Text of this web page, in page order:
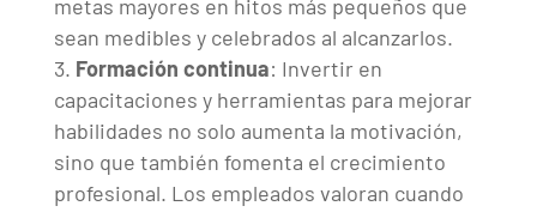
metas mayores en hitos más pequeños que
sean medibles y celebrados al alcanzarlos.
Formación continua: Invertir en
capacitaciones y herramientas para mejorar
habilidades no solo aumenta la motivación,
sino que también fomenta el crecimiento
profesional. Los empleados valoran cuando